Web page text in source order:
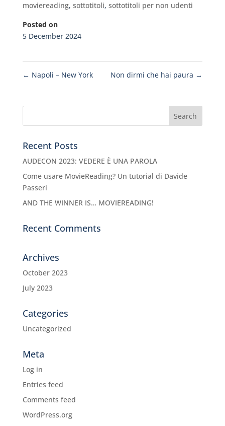
moviereading, sottotitoli, sottotitoli per non udenti
Posted on
5 December 2024
← Napoli – New York Non dirmi che hai paura →
Recent Posts
AUDECON 2023: VEDERE È UNA PAROLA
Come usare MovieReading? Un tutorial di Davide
Passeri
AND THE WINNER IS… MOVIEREADING!
Recent Comments
Archives
October 2023
July 2023
Categories
Uncategorized
Meta
Log in
Entries feed
Comments feed
WordPress.org